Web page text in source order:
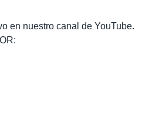
en nuestro canal de YouTube.